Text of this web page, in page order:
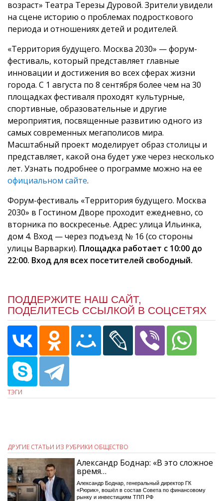
возраст» Театра Терезы Дуровой. Зрители увидели
на сцене историю о проблемах подросткового
периода и отношениях детей и родителей.
«Территория будущего. Москва 2030» — форум-
фестиваль, который представляет главные
инновации и достижения во всех сферах жизни
города. С 1 августа по 8 сентября более чем на 30
площадках фестиваля проходят культурные,
спортивные, образовательные и другие
мероприятия, посвященные развитию одного из
самых современных мегаполисов мира.
Масштабный проект моделирует образ столицы и
представляет, какой она будет уже через несколько
лет. Узнать подробнее о программе можно на ее
официальном сайте.
Форум-фестиваль «Территория будущего. Москва
2030» в Гостином Дворе проходит ежедневно, со
вторника по воскресенье. Адрес: улица Ильинка,
дом 4. Вход — через подъезд № 16 (со стороны
улицы Варварки). Площадка работает с 10:00 до
22:00. Вход для всех посетителей свободный.
ПОДДЕРЖИТЕ НАШ САЙТ,
ПОДЕЛИТЕСЬ ССЫЛКОЙ В СОЦСЕТЯХ
ТЭГИ
ДРУГИЕ СТАТЬИ ИЗ РУБРИКИ ОБЩЕСТВО
Александр Боднар: «В это сложное
время…
Александр Боднар, генеральный директор ГК
«Рюрик», вошёл в состав Совета по финансовому
рынку и инвестициям ТПП РФ